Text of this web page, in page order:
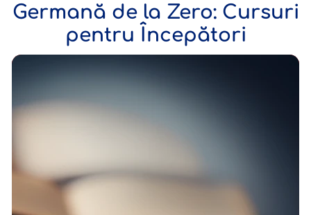
Germană de la Zero: Cursuri
pentru Începători